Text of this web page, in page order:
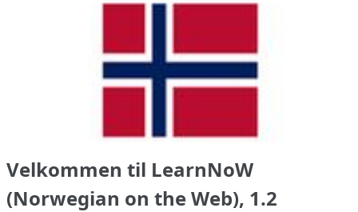
Velkommen til LearnNoW
(Norwegian on the Web), 1.2